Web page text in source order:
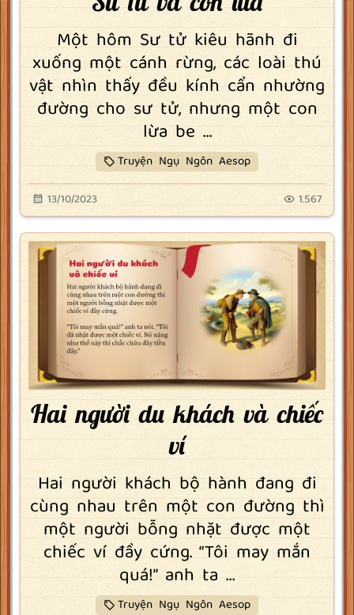
Một hôm Sư tử kiêu hãnh đi
xuống một cánh rừng, các loài thú
vật nhìn thấy đều kính cẩn nhường
đường cho sư tử, nhưng một con
lừa be ...
Truyện Ngụ Ngôn Aesop
13/10/2023 1.567
Hai người du khách và chiếc
ví
Hai người khách bộ hành đang đi
cùng nhau trên một con đường thì
một người bỗng nhặt được một
chiếc ví đầy cứng. “Tôi may mắn
quá!” anh ta ...
Truyện Ngụ Ngôn Aesop